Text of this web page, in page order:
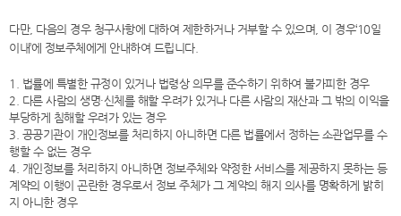
다만, 다음의 경우 청구사항에 대하여 제한하거나 거부할 수 있으며, 이 경우‘10일
이내’에 정보주체에게 안내하여 드립니다.
1. 법률에 특별한 규정이 있거나 법령상 의무를 준수하기 위하여 불가피한 경우
2. 다른 사람의 생명·신체를 해할 우려가 있거나 다른 사람의 재산과 그 밖의 이익을
부당하게 침해할 우려가 있는 경우
3. 공공기관이 개인정보를 처리하지 아니하면 다른 법률에서 정하는 소관업무를 수
행할 수 없는 경우
4. 개인정보를 처리하지 아니하면 정보주체와 약정한 서비스를 제공하지 못하는 등
계약의 이행이 곤란한 경우로서 정보 주체가 그 계약의 해지 의사를 명확하게 밝히
지 아니한 경우